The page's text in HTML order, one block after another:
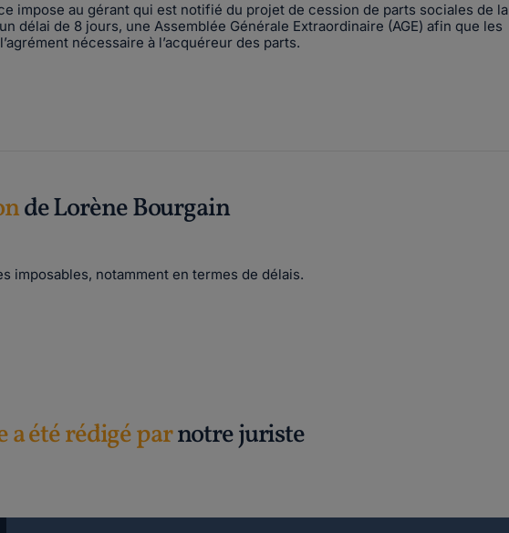
impose au gérant qui est notifié du projet de cession de parts sociales de la
délai de 8 jours, une Assemblée Générale Extraordinaire (AGE) afin que les
nécessaire à l’acquéreur des parts.
de Lorène Bourgain
imposables, notamment en termes de délais.
a été rédigé parnotre juriste